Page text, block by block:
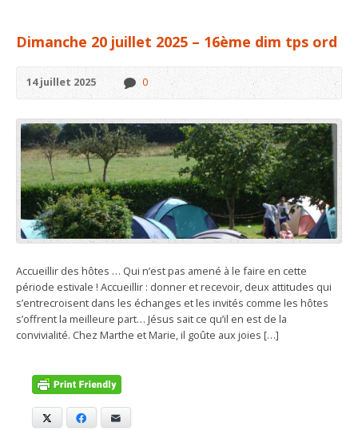
Dimanche 20 juillet 2025 – 16ème dim tps ord
14 juillet 2025 0
Accueillir des hôtes … Qui n’est pas amené à le faire en cette
période estivale ! Accueillir : donner et recevoir, deux attitudes qui
s’entrecroisent dans les échanges et les invités comme les hôtes
s’offrent la meilleure part… Jésus sait ce qu’il en est de la
convivialité. Chez Marthe et Marie, il goûte aux joies […]
Facebook